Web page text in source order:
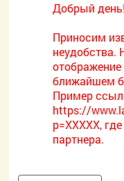
Добрый день!
Приносим
неудобства.
ближайшем
Пример
https://
p=XXXXX,
партнера.